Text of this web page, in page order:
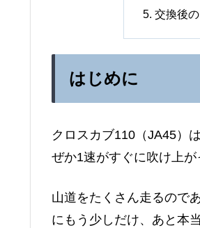
交換後
はじめに
クロスカブ110（JA45）
ぜか1速がすぐに吹け上
山道をたくさん走るので
にもう少しだけ、あと本